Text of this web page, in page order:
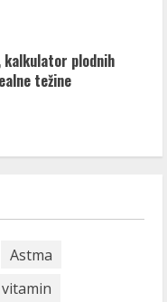
kalkulator plodnih
težine
Astma
vitamin